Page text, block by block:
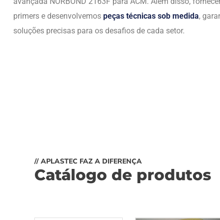
primers e desenvolvemos peças técnicas sob medida,
soluções precisas para os desafios de cada setor.
// APLASTEC FAZ A DIFERENÇA
Catálogo de produtos